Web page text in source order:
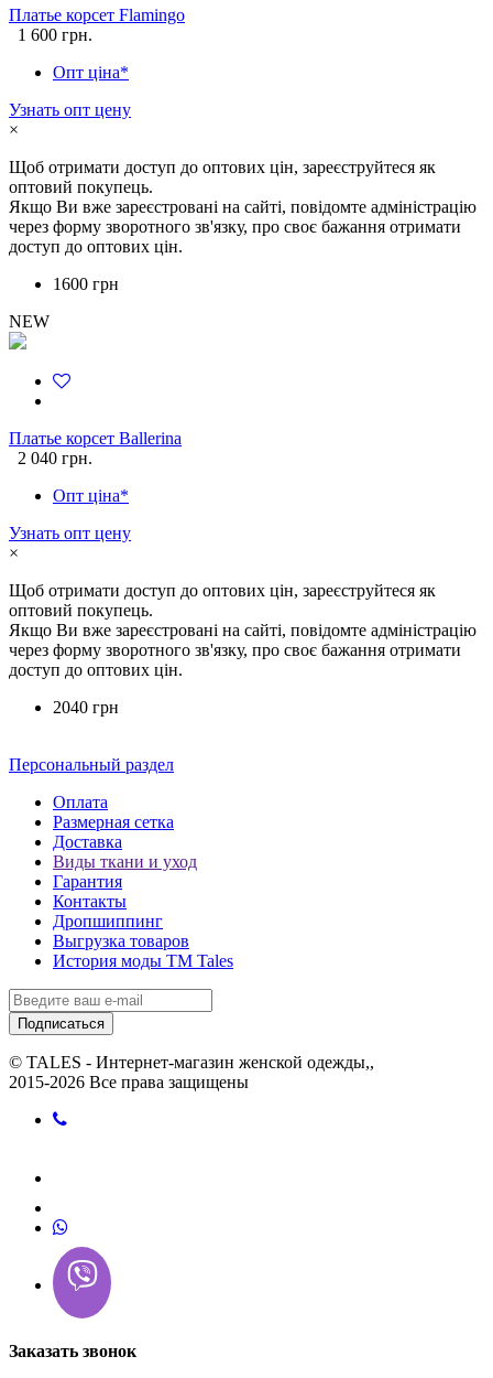
Платье корсет Flamingo
1 600 грн.
Опт ціна*
Узнать опт цену
×
Щоб отримати доступ до оптових цін, зареєструйтеся як
оптовий покупець.
Якщо Ви вже зареєстровані на сайті, повідомте адміністрацію
через форму зворотного зв'язку, про своє бажання отримати
доступ до оптових цін.
1600 грн
NEW
Платье корсет Ballerina
2 040 грн.
Опт ціна*
Узнать опт цену
×
Щоб отримати доступ до оптових цін, зареєструйтеся як
оптовий покупець.
Якщо Ви вже зареєстровані на сайті, повідомте адміністрацію
через форму зворотного зв'язку, про своє бажання отримати
доступ до оптових цін.
2040 грн
Персональный раздел
Оплата
Размерная сетка
Доставка
Виды ткани и уход
Гарантия
Контакты
Дропшиппинг
Выгрузка товаров
История моды ТМ Tales
Подписаться
© TALES - Интернет-магазин женской одежды,,
2015-2026 Все права защищены
Заказать звонок